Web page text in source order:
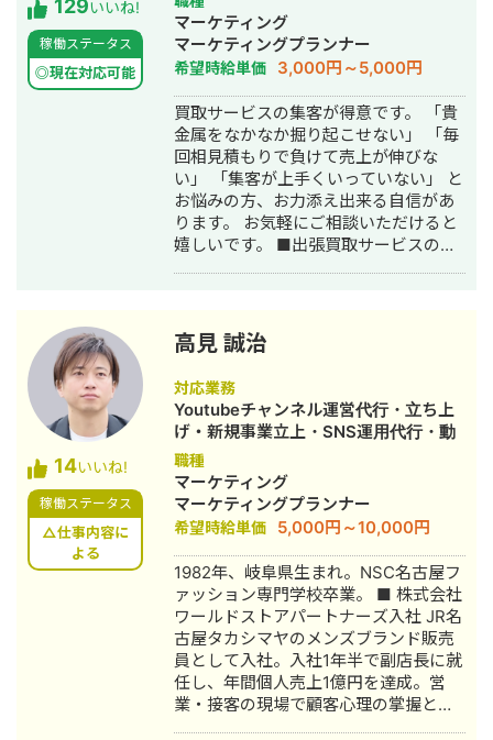
量のページを作成するようないわゆる
データベース型のサイトの構築も得意
です。 競合が対応しきれないような細
かいキーワードまで対策して、お問合
せにつなげる戦略でお客様の売上に貢
献します。 少し珍しいキャリアの特徴
として、Fリーグ（フットサル日本トッ
プリーグ）のエスポラーダ北海道、バ
サジィ大分でプロ選手として活動しな
がらWeb制作の経験を積んできました
（バサジィ大分在籍時は完全プロ契約
のため1年間休職）。 アスリートとし
ての経験で培った「やると決めたら徹
129いいね!
稼働ステータス
◎現在対応可能
事作成代行・ライティング・ホームペ
ージ制作・作成・リスティング広告運
用代行・オウンドメディア制作・構
築・運用代行
マーケティング
マーケティングプランナー
希望時給単価 3,000円～5,000円
買取サービスの集客が得意です。 「貴
金属をなかなか掘り起こせない」 「毎
回相見積もりで負けて売上が伸びな
い」 「集客が上手くいっていない」 と
お悩みの方、お力添え出来る自信があ
ります。 お気軽にご相談いただけると
嬉しいです。 ■出張買取サービスの集
ケ支援会社（当時社員7名）にインター
ンとして参画し、案件獲得に向けた自
社集客（SEO・Web広告運用・LP制
作・YouTubeチャンネル運用・メール
マーケティング等）を担当。 2022年3
月 名古屋大学理学部数学科卒。 2022
年4月〜 Webマーケ会社勤務。人材
系クライアントを主に担当。 2024年11
月 これまでの経験を活かして独立し、
株式会社プラマーケを設立。 ホームペ
ージ：https://plumarke.co.jp/ ■実績
（※一部抜粋） #広告運用 ・出張買取
サービスにて、ROAS350%など、好調
な事例が複数あり。 ・StockSun営業
代行サービス「カリトルくん」、
StockSunサロンの広告運用を担当。
・ベンチャー企業~大手企業のWebマ
ーケティング支援に携わり、Web広告
運用、LP制作を担当。費用対効果を
14いいね!
稼働ステータス
△仕事内容に
よる
高見 誠治
対応業務
Youtubeチャンネル運営代行・立ち上
げ・新規事業立上・SNS運用代行・動
画制作・動画編集
職種
マーケティング
マーケティングプランナー
希望時給単価 5,000円～10,000円
1982年、岐阜県生まれ。NSC名古屋フ
ァッション専門学校卒業。 ■ 株式会社
ワールドストアパートナーズ入社 JR名
古屋タカシマヤのメンズブランド販売
員として入社。入社1年半で副店長に就
任し、年間個人売上1億円を達成。営
業・接客の現場で顧客心理の掌握と売